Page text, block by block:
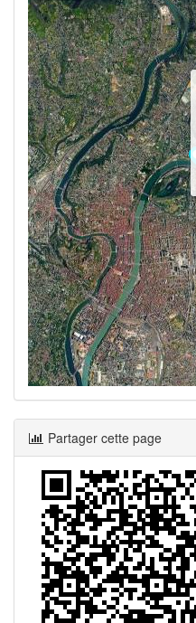
Partager cette page